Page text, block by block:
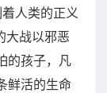
人类的正义
大战以邪恶
的孩子，凡
鲜活的生命